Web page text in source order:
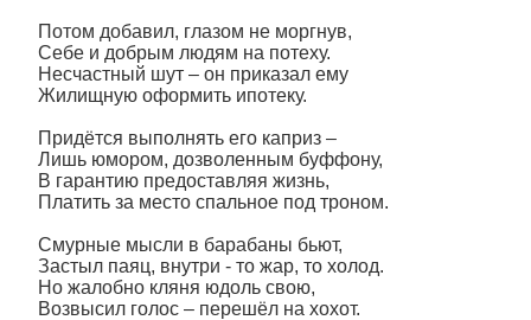
Потом добавил, глазом не моргнув,
Себе и добрым людям на потеху.
Несчастный шут – он приказал ему
Жилищную оформить ипотеку.
Придётся выполнять его каприз –
Лишь юмором, дозволенным буффону,
В гарантию предоставляя жизнь,
Платить за место спальное под троном.
Смурные мысли в барабаны бьют,
Застыл паяц, внутри - то жар, то холод.
Но жалобно кляня юдоль свою,
Возвысил голос – перешёл на хохот.